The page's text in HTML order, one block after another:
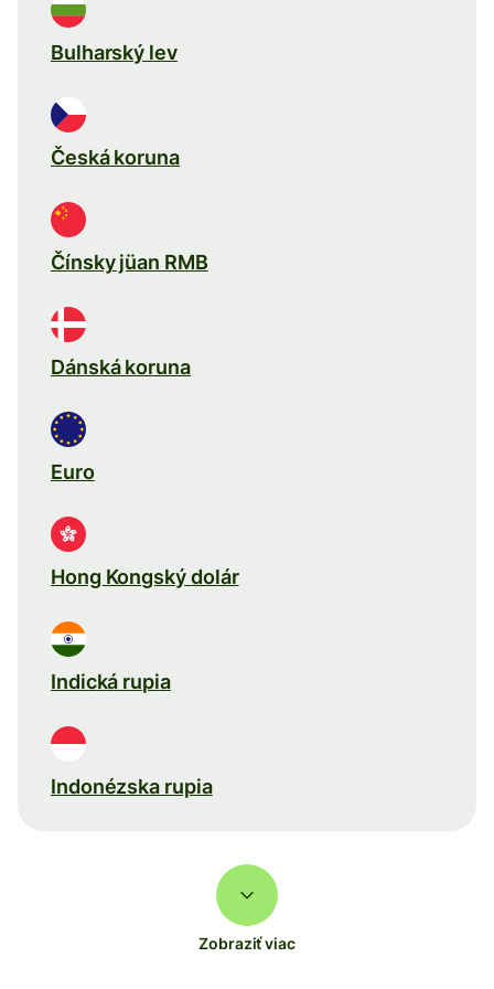
Bulharský lev
Česká koruna
Čínsky jüan RMB
Dánská koruna
Euro
Hong Kongský dolár
Indická rupia
Indonézska rupia
Zobraziť viac